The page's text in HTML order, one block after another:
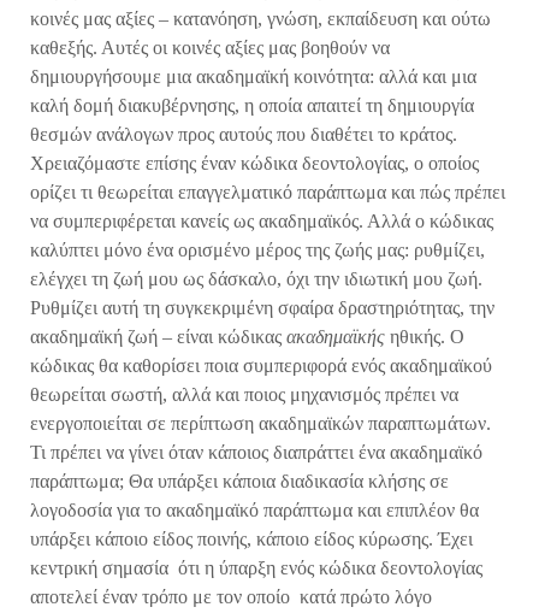
κοινές μας αξίες – κατανόηση, γνώση, εκπαίδευση και ούτω
καθεξής. Αυτές οι κοινές αξίες μας βοηθούν να
δημιουργήσουμε μια ακαδημαϊκή κοινότητα: αλλά και μια
καλή δομή διακυβέρνησης, η οποία απαιτεί τη δημιουργία
θεσμών ανάλογων προς αυτούς που διαθέτει το κράτος.
Χρειαζόμαστε επίσης έναν κώδικα δεοντολογίας, ο οποίος
ορίζει τι θεωρείται επαγγελματικό παράπτωμα και πώς πρέπει
να συμπεριφέρεται κανείς ως ακαδημαϊκός. Αλλά ο κώδικας
καλύπτει μόνο ένα ορισμένο μέρος της ζωής μας: ρυθμίζει,
ελέγχει τη ζωή μου ως δάσκαλο, όχι την ιδιωτική μου ζωή.
Ρυθμίζει αυτή τη συγκεκριμένη σφαίρα δραστηριότητας, την
ακαδημαϊκή ζωή – είναι κώδικας ακαδημαϊκής ηθικής. Ο
κώδικας θα καθορίσει ποια συμπεριφορά ενός ακαδημαϊκού
θεωρείται σωστή, αλλά και ποιος μηχανισμός πρέπει να
ενεργοποιείται σε περίπτωση ακαδημαϊκών παραπτωμάτων.
Τι πρέπει να γίνει όταν κάποιος διαπράττει ένα ακαδημαϊκό
παράπτωμα; Θα υπάρξει κάποια διαδικασία κλήσης σε
λογοδοσία για το ακαδημαϊκό παράπτωμα και επιπλέον θα
υπάρξει κάποιο είδος ποινής, κάποιο είδος κύρωσης. Έχει
κεντρική σημασία ότι η ύπαρξη ενός κώδικα δεοντολογίας
αποτελεί έναν τρόπο με τον οποίο κατά πρώτο λόγο